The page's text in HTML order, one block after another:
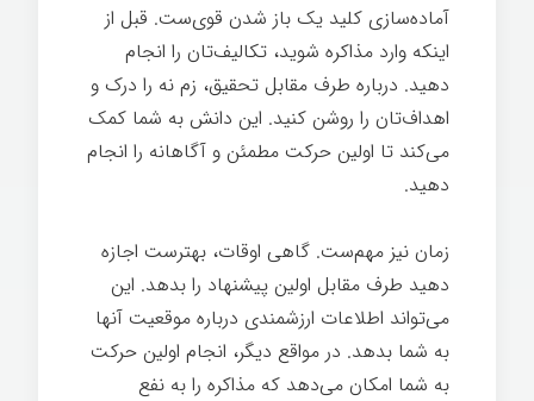
آماده‌سازی کلید یک باز شدن قوی‌ست. قبل از
اینکه وارد مذاکره شوید، تکالیف‌تان را انجام
دهید. درباره طرف مقابل تحقیق، زم نه را درک و
اهداف‌تان را روشن کنید. این دانش به شما کمک
می‌کند تا اولین حرکت مطمئن و آگاهانه را انجام
دهید.
زمان نیز مهم‌ست. گاهی اوقات، بهترست اجازه
دهید طرف مقابل اولین پیشنهاد را بدهد. این
می‌تواند اطلاعات ارزشمندی درباره موقعیت آنها
به شما بدهد. در مواقع دیگر، انجام اولین حرکت
به شما امکان می‌دهد که مذاکره را به نفع